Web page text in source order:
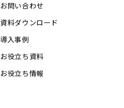
お問い合わせ
資料ダウンロード
導入事例
お役立ち資料
お役立ち情報